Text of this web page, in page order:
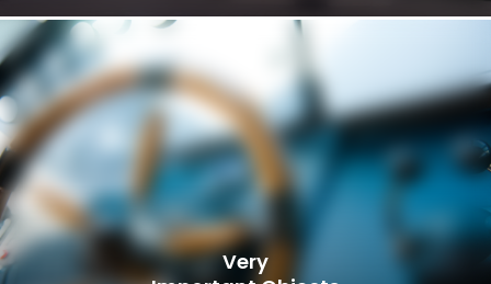
Very